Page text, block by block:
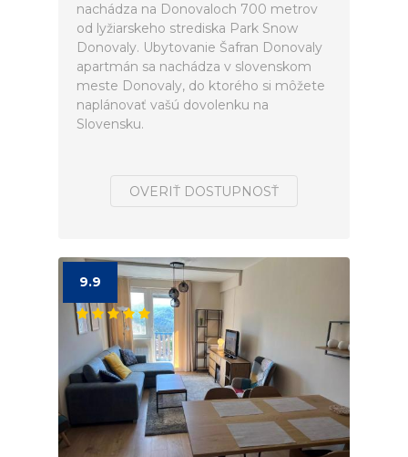
nachádza na Donovaloch 700 metrov
od lyžiarskeho strediska Park Snow
Donovaly. Ubytovanie Šafran Donovaly
apartmán sa nachádza v slovenskom
meste Donovaly, do ktorého si môžete
naplánovať vašú dovolenku na
Slovensku.
OVERIŤ DOSTUPNOSŤ
9.9